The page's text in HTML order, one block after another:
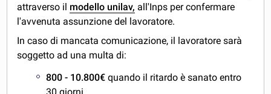
attraverso il modello unilav, all'Inps per confermare
l'avvenuta assunzione del lavoratore.
In caso di mancata comunicazione, il lavoratore sarà
soggetto ad una multa di:
800 - 10.800€quando il ritardo è sanato entro
30 giorni